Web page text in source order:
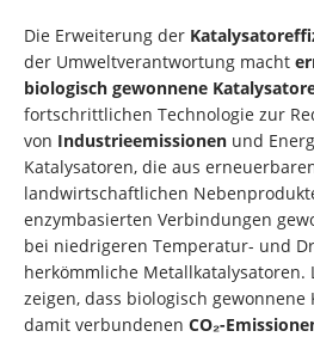
Die Erweiterung der
der Umweltverantwortung macht
biologisch gewonnene
fortschrittlichen Technologie zur
von Industrieemissionen und
Katalysatoren, die aus
landwirtschaftlichen
enzymbasierten Verbindungen
bei niedrigeren Temperatur- und
herkömmliche Metallkatalysatoren.
zeigen, dass biologisch gewonnene
damit verbundenen CO₂-